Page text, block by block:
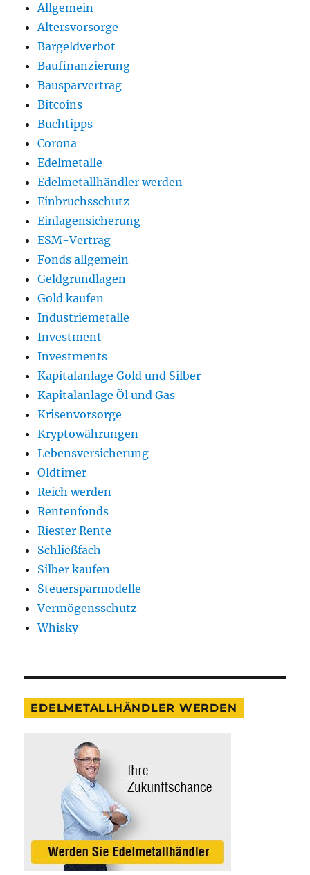
Allgemein
Altersvorsorge
Bargeldverbot
Baufinanzierung
Bausparvertrag
Bitcoins
Buchtipps
Corona
Edelmetalle
Edelmetallhändler werden
Einbruchsschutz
Einlagensicherung
ESM-Vertrag
Fonds allgemein
Geldgrundlagen
Gold kaufen
Industriemetalle
Investment
Investments
Kapitalanlage Gold und Silber
Kapitalanlage Öl und Gas
Krisenvorsorge
Kryptowährungen
Lebensversicherung
Oldtimer
Reich werden
Rentenfonds
Riester Rente
Schließfach
Silber kaufen
Steuersparmodelle
Vermögensschutz
Whisky
EDELMETALLHÄNDLER WERDEN